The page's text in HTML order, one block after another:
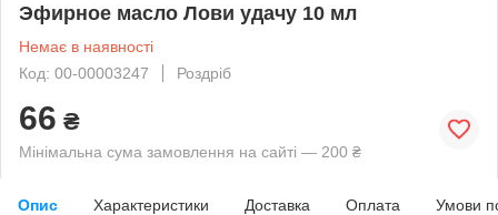
Эфирное масло Лови удачу 10 мл
Немає в наявності
Код: 00-00003247
Роздріб
66 ₴
Мінімальна сума замовлення на сайті — 200 ₴
Опис Характеристики Доставка Оплата Умови